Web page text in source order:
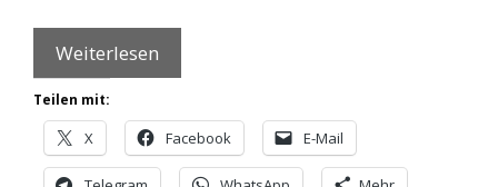
Weiterlesen
Teilen mit:
X Facebook E-Mail